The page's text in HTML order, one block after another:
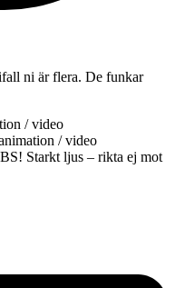
ni är flera. De funkar
/ video
/ video
Starkt ljus – rikta ej mot